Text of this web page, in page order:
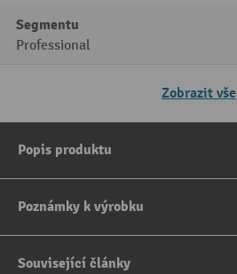
Segmentu
Professional
Zobrazit vše
Popis produktu
Poznámky k výrobku
Související články